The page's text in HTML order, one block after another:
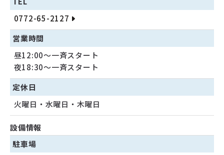
0772-65-2127
営業時間
昼12:00～一斉スタート
夜18:30～一斉スタート
定休日
火曜日・水曜日・木曜日
設備情報
駐車場